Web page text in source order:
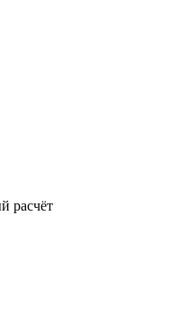
расчёт